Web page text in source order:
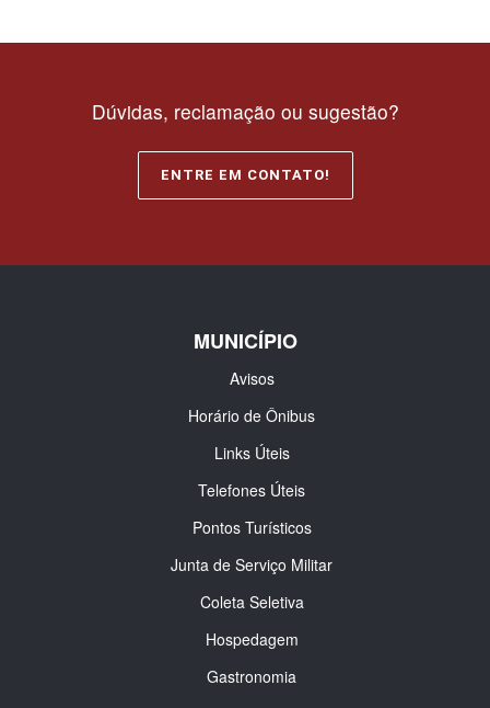
Dúvidas, reclamação ou sugestão?
ENTRE EM CONTATO!
MUNICÍPIO
Avisos
Horário de Ônibus
Links Úteis
Telefones Úteis
Pontos Turísticos
Junta de Serviço Militar
Coleta Seletiva
Hospedagem
Gastronomia